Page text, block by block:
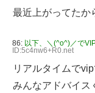
最近上がってたか
86: 以下、＼(^o^)／で
ID:5c4nw6+R0.net
リアルタイムで
みんなアドバイス